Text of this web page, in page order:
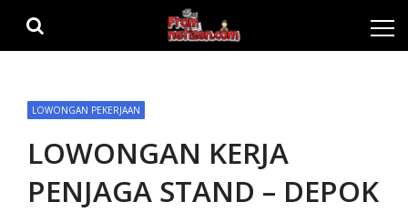
LOWONGAN PEKERJAAN
LOWONGAN KERJA
PENJAGA STAND – DEPOK